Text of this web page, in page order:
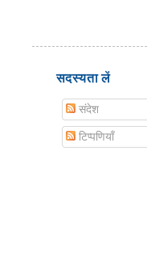
सदस्यता लें
संदेश
टिप्पणियाँ